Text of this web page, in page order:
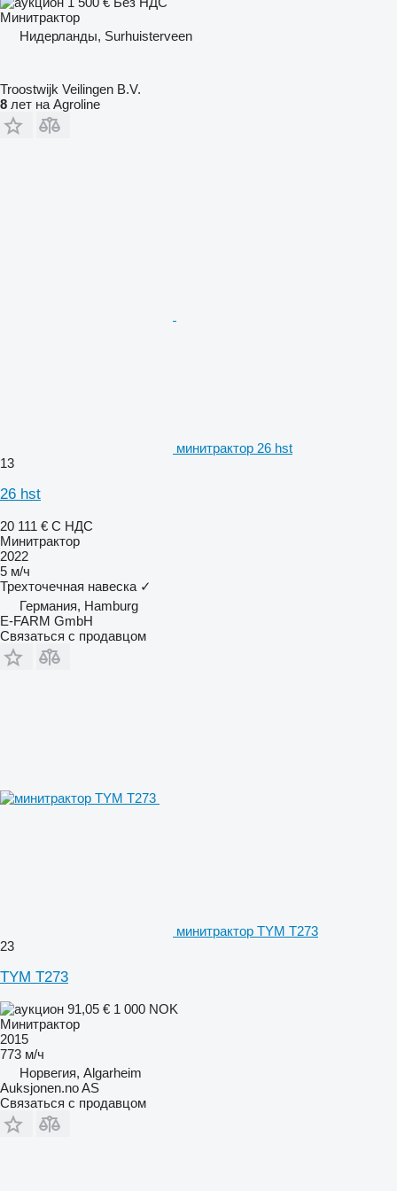
Минитрактор
Нидерланды, Surhuisterveen
Troostwijk Veilingen B.V.
8 лет на Agroline
минитрактор 26 hst
13
26 hst
20 111 € С НДС
Минитрактор
2022
5 м/ч
Трехточечная навеска ✓
Германия, Hamburg
E-FARM GmbH
Связаться с продавцом
минитрактор TYM T273
23
TYM T273
91,05 € 1 000 NOK
Минитрактор
2015
773 м/ч
Норвегия, Algarheim
Auksjonen.no AS
Связаться с продавцом